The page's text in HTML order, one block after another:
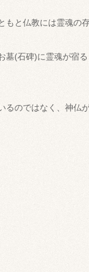
もと仏教には霊魂の
墓(石碑)に霊魂が宿
るのではなく、神仏